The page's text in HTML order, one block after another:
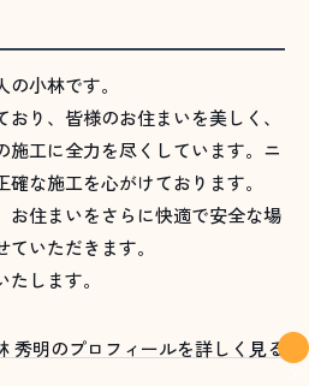
小林です。
り、皆様のお住まいを美しく、
施工に全力を尽くしています。ニ
な施工を心がけております。
お住まいをさらに快適で安全な場
いただきます。
します。
秀明のプロフィールを詳しく見る